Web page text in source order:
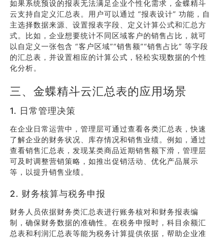
如果系统预设的报表无法满足企业个性化需求，金蝶精斗
云支持自定义汇总表。用户可以通过 “报表设计” 功能，自
主选择数据来源、设置报表字段、定义计算公式和汇总方
式。比如，企业想要统计不同区域客户的销售占比，就可
以自定义一张包含 “客户区域”“销售额”“销售占比” 等字段
的汇总表，并设置相应的计算公式，轻松实现数据的个性
化分析。
三、金蝶精斗云汇总表的应用场景
1. 日常管理决策
在企业日常运营中，管理层可通过查看各类汇总表，快速
了解企业的财务状况、库存情况和销售业绩。例如，通过
查看销售汇总表，发现某类商品近期销售额下滑，管理层
可及时调整营销策略，如推出促销活动、优化产品展示
等，以提升销售业绩。
2. 财务核算与税务申报
财务人员依据财务类汇总表进行账务核对和财务报表编
制，确保财务数据的准确性。在税务申报时，科目余额汇
总表和利润汇总表等能为税务计算提供依据，帮助企业准